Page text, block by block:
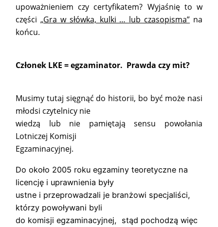
upoważnieniem czy certyfikatem? Wyjaśnię to w
części „Gra w słówka, kulki … lub czasopisma” na
końcu.
Członek LKE = egzaminator. Prawda czy mit?
Musimy tutaj sięgnąć do historii, bo być może nasi
młodsi czytelnicy nie
wiedzą lub nie pamiętają sensu powołania
Lotniczej Komisji
Egzaminacyjnej.
Do około 2005 roku egzaminy teoretyczne na
licencję i uprawnienia były
ustne i przeprowadzali je branżowi specjaliści,
którzy powoływani byli
do komisji egzaminacyjnej, stąd pochodzą więc